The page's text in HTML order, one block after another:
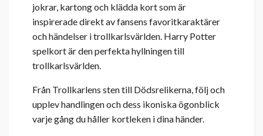
jokrar, kartong och klädda kort som är
inspirerade direkt av fansens favoritkaraktärer
och händelser i trollkarlsvärlden. Harry Potter
spelkort är den perfekta hyllningen till
trollkarlsvärlden.
Från Trollkarlens sten till Dödsrelikerna, följ och
upplev handlingen och dess ikoniska ögonblick
varje gång du håller kortleken i dina händer.